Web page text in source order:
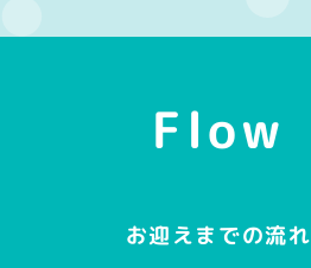
Flow
お迎えまでの流れ